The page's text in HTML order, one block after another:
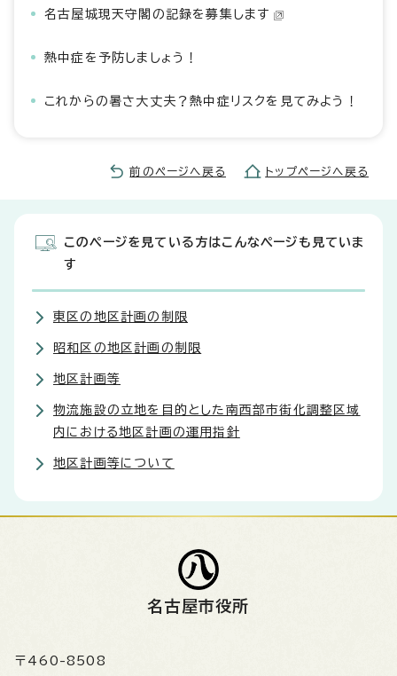
名古屋城現天守閣の記録を募集します
熱中症を予防しましょう！
これからの暑さ大丈夫？熱中症リスクを見てみよう！
前のページへ戻る トップページへ戻る
このページを見ている方はこんなページも見ていま
す
東区の地区計画の制限
昭和区の地区計画の制限
地区計画等
物流施設の立地を目的とした南西部市街化調整区域
内における地区計画の運用指針
地区計画等について
名古屋市役所
〒460-8508